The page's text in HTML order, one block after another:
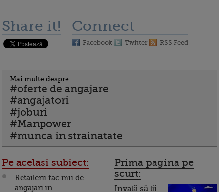
Share it! Connect
Facebook Twitter RSS Feed
Mai multe despre:
#oferte de angajare
#angajatori
#joburi
#Manpower
#munca in strainatate
Pe acelasi subiect:
Retailerii fac mii de
angajari in
Prima pagina pe
scurt:
Invață să ții